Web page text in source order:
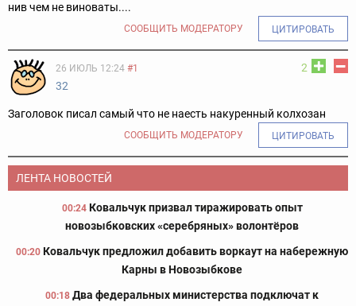
нив чем не виноваты....
СООБЩИТЬ МОДЕРАТОРУ ЦИТИРОВАТЬ
2
26 ИЮЛЬ 12:24 #1
32
Заголовок писал самый что не наесть накуренный колхозан
СООБЩИТЬ МОДЕРАТОРУ ЦИТИРОВАТЬ
ЛЕНТА НОВОСТЕЙ
00:24 Ковальчук призвал тиражировать опыт
новозыбковских «серебряных» волонтёров
00:20 Ковальчук предложил добавить воркаут на набережную
Карны в Новозыбкове
00:18 Два федеральных министерства подключат к